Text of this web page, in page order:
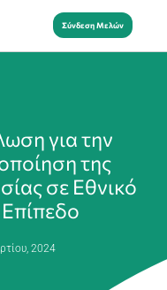
Σύνδεση Μελών
για την
της
σε Εθνικό
2024